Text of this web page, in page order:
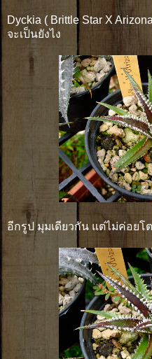
Dyckia ( Brittle Star X
จะเป็นยังไง
อีกรูป มุมเดียวกัน แต่ไม่ค่อยโ